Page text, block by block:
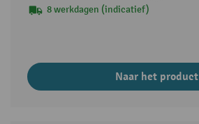
8 werkdagen (indicatief)
Naar het product